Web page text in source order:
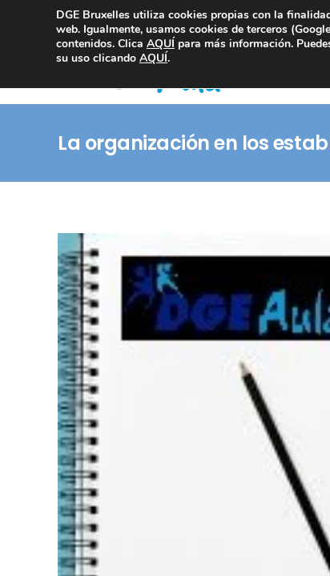
Consultoría Compliance
La organización en los
DGE Bruxelles utiliza cookies propias con la
web. Igualmente, usamos cookies de terceros
contenidos. Clica AQUÍ para más información.
su uso clicando AQUÍ.